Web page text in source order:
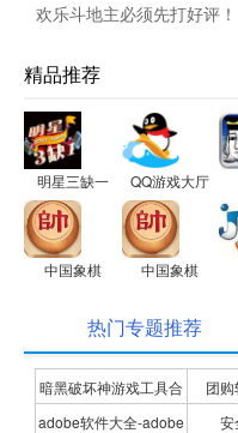
欢乐斗地主必须先打好评！
精品推荐
明星三缺一 QQ游戏大厅
中国象棋 中国象棋
热门专题推荐
暗黑破坏神游戏工具合
集
团
adobe软件大全-adobe 安